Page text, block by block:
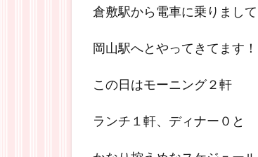
倉敷駅から電車に乗りまして
岡山駅へとやってきてます！
この日はモーニング２軒
ランチ１軒、ディナー０と